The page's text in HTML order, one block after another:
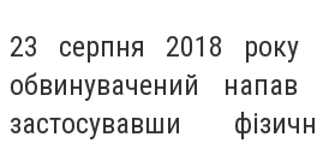
23 серпня 2018
обвинувачений напав
застосувавши